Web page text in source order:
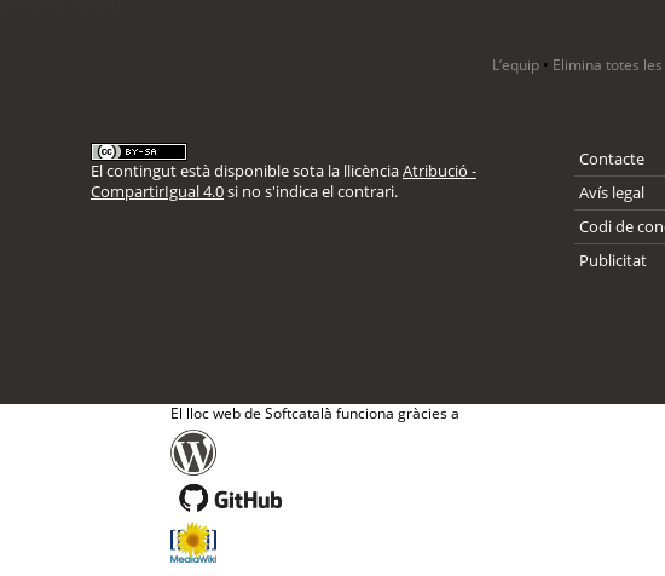
L’equip • Elimina totes
El contingut està disponible sota la llicènciaAtribució -
CompartirIgual 4.0si no s'indica el contrari.
Contacte
Avís legal
Codi de
Publicitat
El lloc web de Softcatalà funciona gràcies a